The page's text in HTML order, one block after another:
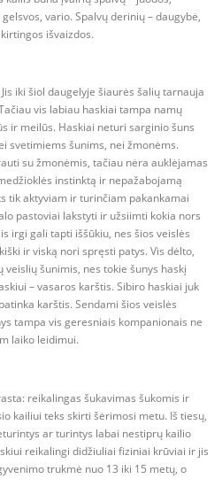
vario. Spalvų derinių – daugybė,
išvaizdos.
iki šiol daugelyje šiaurės šalių tarnauja
vis labiau haskiai tampa namų
ir meilūs. Haskiai neturi sarginio šuns
svetimiems šunims, nei žmonėms.
su žmonėmis, tačiau nėra auklėjamas
instinktą ir nepažabojamą
tik aktyviam ir turinčiam pakankamai
pastoviai lakstyti ir užsiimti kokia nors
irgi gali tapti iššūkiu, nes šios veislės
ir viską nori spręsti patys. Vis dėlto,
šunimis, nes tokie šunys haskį
– vasaros karštis. Sibiro haskiai juk
karštis. Sendami šios veislės
tampa vis geresniais kompanionais ne
laiko leidimui.
reikalingas šukavimas šukomis ir
kailiui teks skirti šėrimosi metu. Iš tiesų,
ar turintys labai nestiprų kailio
reikalingi didžiuliai fiziniai krūviai ir jis
trukmė nuo 13 iki 15 metų, o